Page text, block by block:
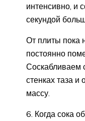
интенсивно, и
секундой
От плиты пока
постоянно
Соскабливаем
стенках таза
массу.
6. Когда сока